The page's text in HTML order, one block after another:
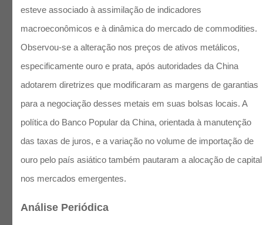
esteve associado à assimilação de indicadores
macroeconômicos e à dinâmica do mercado de commodities.
Observou-se a alteração nos preços de ativos metálicos,
especificamente ouro e prata, após autoridades da China
adotarem diretrizes que modificaram as margens de garantias
para a negociação desses metais em suas bolsas locais. A
política do Banco Popular da China, orientada à manutenção
das taxas de juros, e a variação no volume de importação de
ouro pelo país asiático também pautaram a alocação de capital
nos mercados emergentes.
Análise Periódica